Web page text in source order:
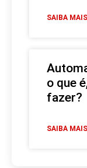
SAIBA
o que
fazer?
SAIBA